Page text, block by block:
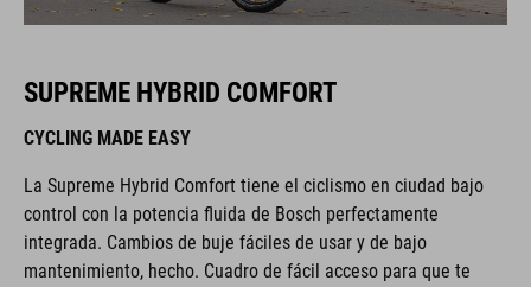
SUPREME HYBRID COMFORT
CYCLING MADE EASY
La Supreme Hybrid Comfort tiene el ciclismo en ciudad bajo
control con la potencia fluida de Bosch perfectamente
integrada. Cambios de buje fáciles de usar y de bajo
mantenimiento, hecho. Cuadro de fácil acceso para que te